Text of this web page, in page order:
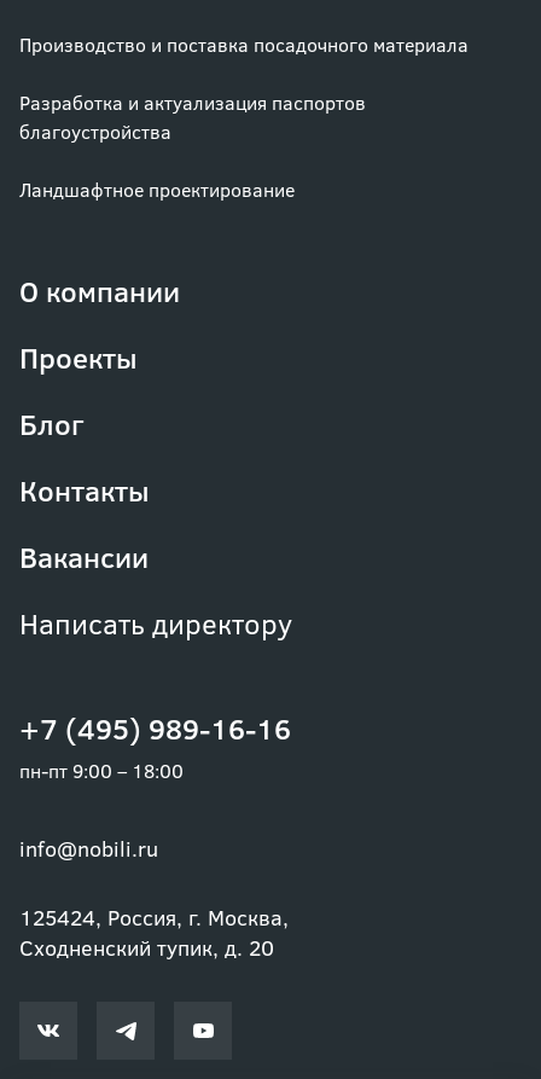
+7 (495) 989-16-16
пн-пт 9:00 – 18:00
info@nobili.ru
125424, Россия, г. Москва,
Сходненский тупик, д. 20
Производство и поставка посадочного материала
Разработка и актуализация паспортов
благоустройства
Ландшафтное проектирование
О компании
Проекты
Блог
Контакты
Вакансии
Написать директору